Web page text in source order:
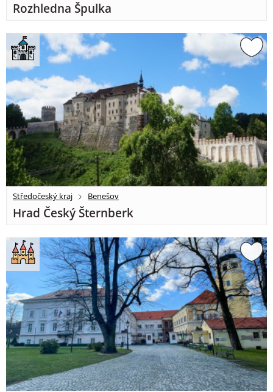
Rozhledna Špulka
Středočeský kraj Benešov
Hrad Český Šternberk